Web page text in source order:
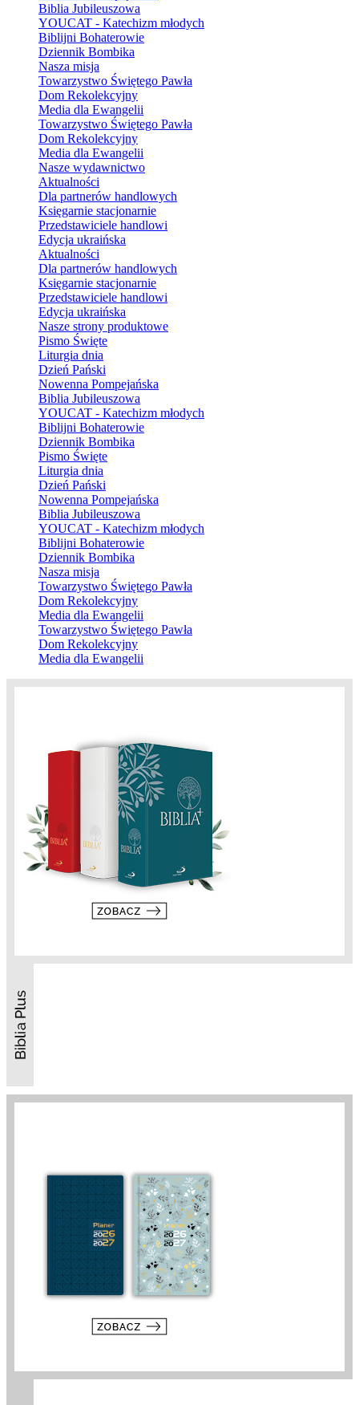
Biblia Jubileuszowa
YOUCAT - Katechizm młodych
Biblijni Bohaterowie
Dziennik Bombika
Nasza misja
Towarzystwo Świętego Pawła
Dom Rekolekcyjny
Media dla Ewangelii
Towarzystwo Świętego Pawła
Dom Rekolekcyjny
Media dla Ewangelii
Nasze wydawnictwo
Aktualności
Dla partnerów handlowych
Księgarnie stacjonarnie
Przedstawiciele handlowi
Edycja ukraińska
Aktualności
Dla partnerów handlowych
Księgarnie stacjonarnie
Przedstawiciele handlowi
Edycja ukraińska
Nasze strony produktowe
Pismo Święte
Liturgia dnia
Dzień Pański
Nowenna Pompejańska
Biblia Jubileuszowa
YOUCAT - Katechizm młodych
Biblijni Bohaterowie
Dziennik Bombika
Pismo Święte
Liturgia dnia
Dzień Pański
Nowenna Pompejańska
Biblia Jubileuszowa
YOUCAT - Katechizm młodych
Biblijni Bohaterowie
Dziennik Bombika
Nasza misja
Towarzystwo Świętego Pawła
Dom Rekolekcyjny
Media dla Ewangelii
Towarzystwo Świętego Pawła
Dom Rekolekcyjny
Media dla Ewangelii